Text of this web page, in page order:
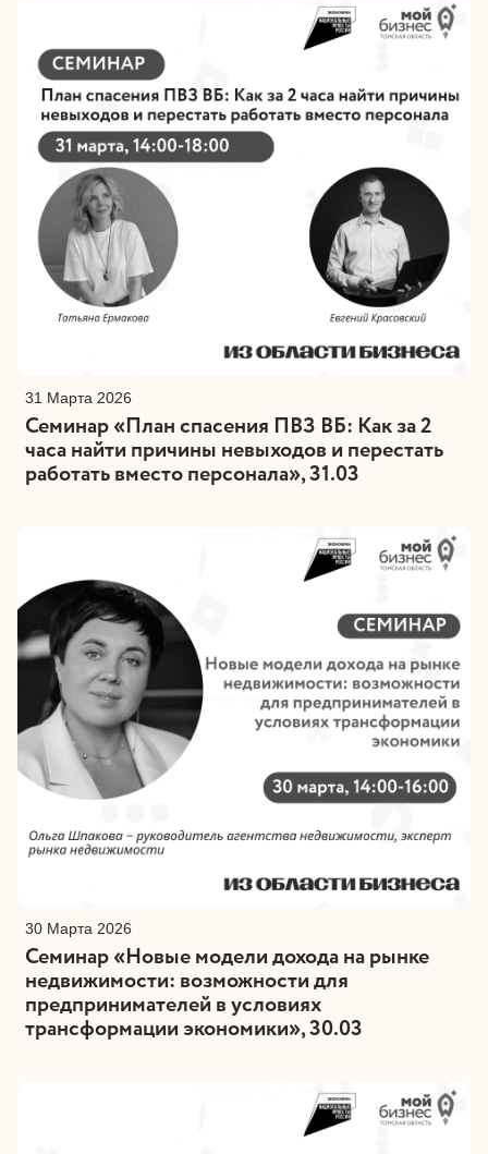
31 Марта 2026
Семинар «План спасения ПВЗ ВБ: Как за 2
часа найти причины невыходов и перестать
работать вместо персонала», 31.03
30 Марта 2026
Семинар «Новые модели дохода на рынке
недвижимости: возможности для
предпринимателей в условиях
трансформации экономики», 30.03